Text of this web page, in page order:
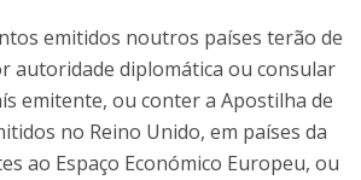
emitidos noutros países terão de
autoridade diplomática ou consular
emitente, ou conter a Apostilha de
no Reino Unido, em países da
ao Espaço Económico Europeu, ou